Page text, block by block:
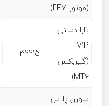
(موتور EF7)
تارا دستی
V1P
(گیربکس
MT6)
32215
سورن پلاس